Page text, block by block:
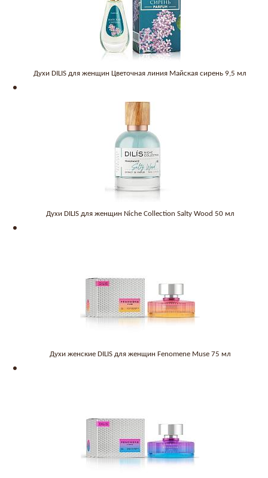
Духи DILIS для женщин Цветочная линия Майская сирень 9,5 мл
Духи DILIS для женщин Niche Collection Salty Wood 50 мл
Духи женские DILIS для женщин Fenomene Muse 75 мл